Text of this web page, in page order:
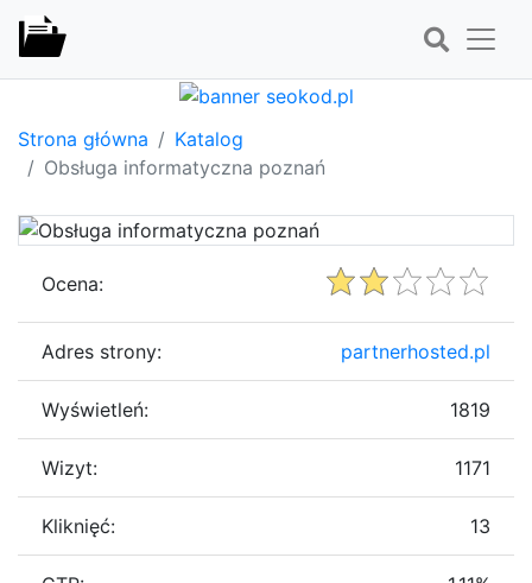
Strona główna
Katalog
Obsługa informatyczna poznań
Ocena:
Adres strony: partnerhosted.pl
Wyświetleń: 1819
Wizyt: 1171
Kliknięć: 13